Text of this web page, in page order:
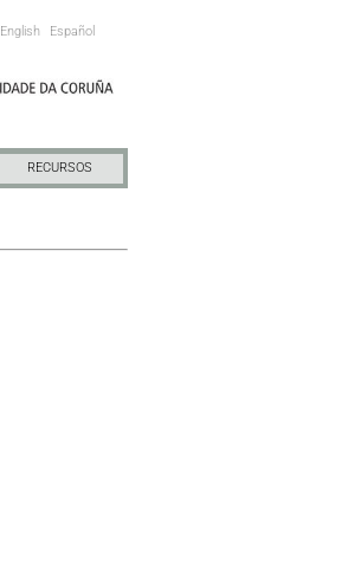
English Español
RECURSOS